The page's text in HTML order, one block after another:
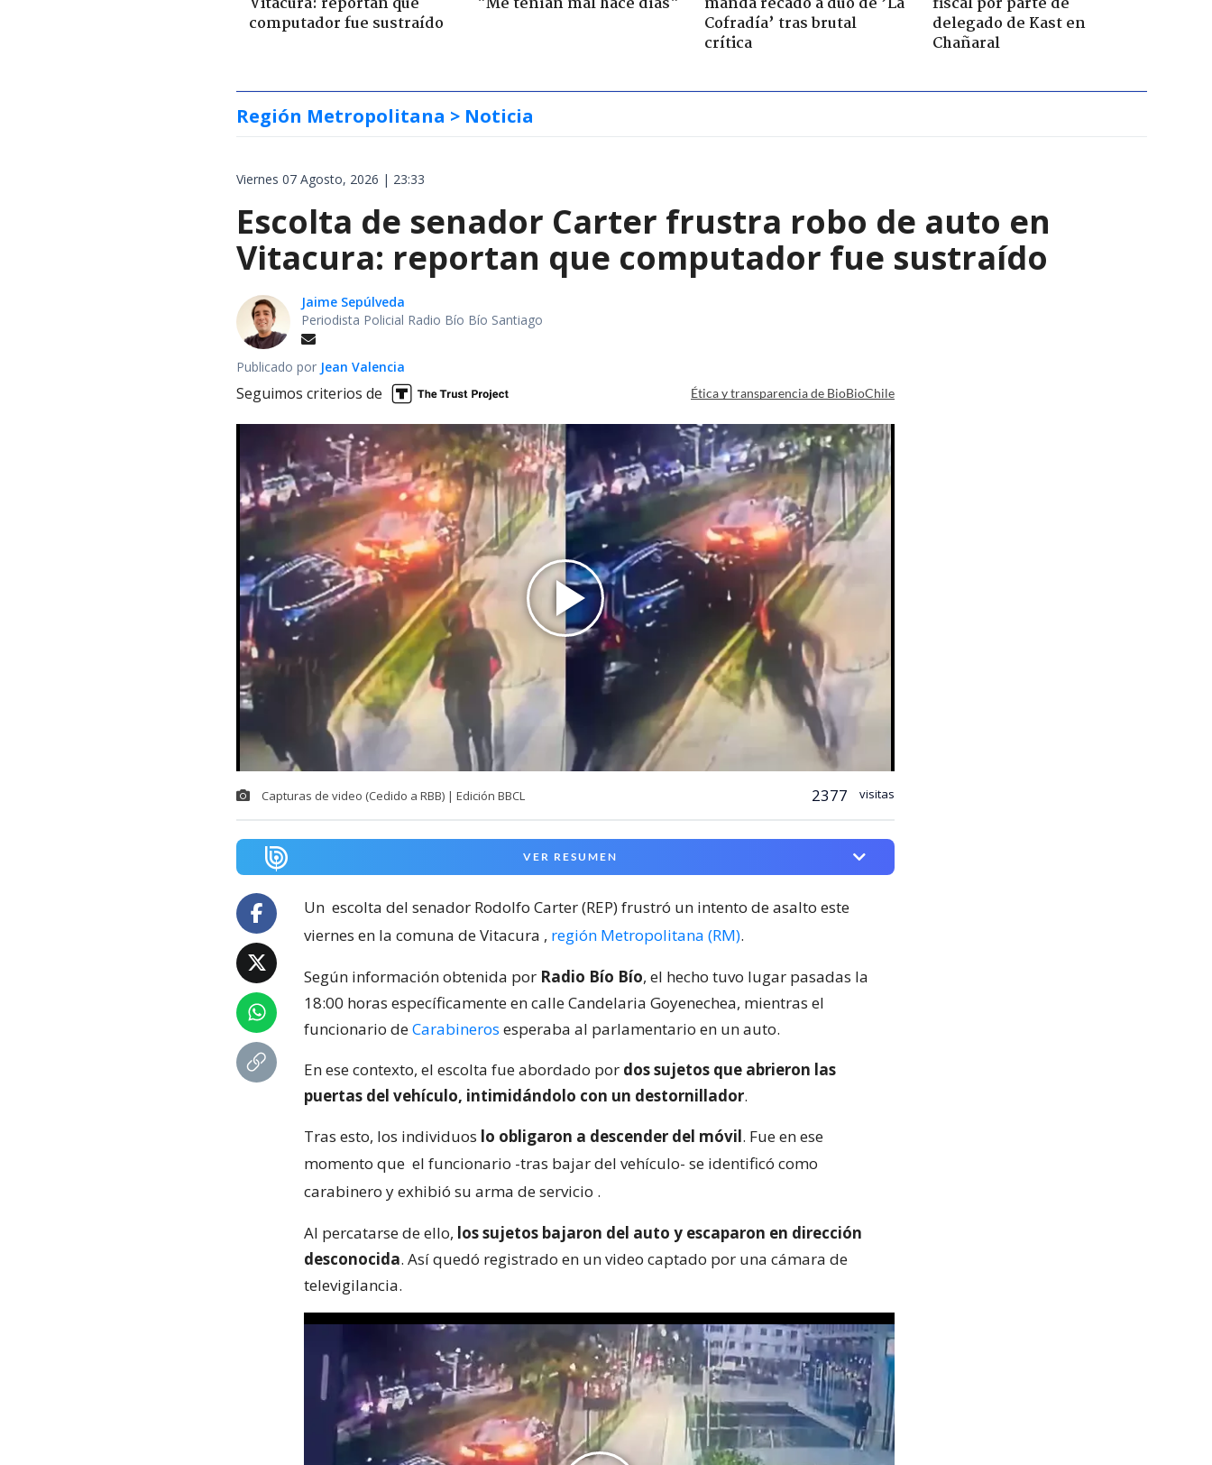
computador fue sustraído
Cofradía’ tras brutal
crítica
delegado de Kast en
Chañaral
Región Metropolitana > Noticia
Viernes 07 Agosto, 2026 | 23:33
Escolta de senador Carter frustra robo de auto en
Vitacura: reportan que computador fue sustraído
Jaime Sepúlveda
Periodista Policial Radio Bío Bío Santiago
Publicado por Jean Valencia
Seguimos criterios de Ética y transparencia de BioBioChile
Capturas de video (Cedido a RBB) | Edición BBCL 2377 visitas
VER RESUMEN
Un escolta del senador Rodolfo Carter (REP) frustró un intento de asalto este
viernes en la comuna de Vitacura , región Metropolitana (RM).
Según información obtenida por Radio Bío Bío, el hecho tuvo lugar pasadas la
18:00 horas específicamente en calle Candelaria Goyenechea, mientras el
funcionario deCarabineros esperaba al parlamentario en un auto.
En ese contexto, el escolta fue abordado por dos sujetos que abrieron las
puertas del vehículo, intimidándolo con un destornillador.
Tras esto, los individuos lo obligaron a descender del móvil. Fue en ese
momento que el funcionario -tras bajar del vehículo- se identificó como
carabinero y exhibió su arma de servicio .
Al percatarse de ello, los sujetos bajaron del auto y escaparon en dirección
desconocida. Así quedó registrado en un video captado por una cámara de
televigilancia.